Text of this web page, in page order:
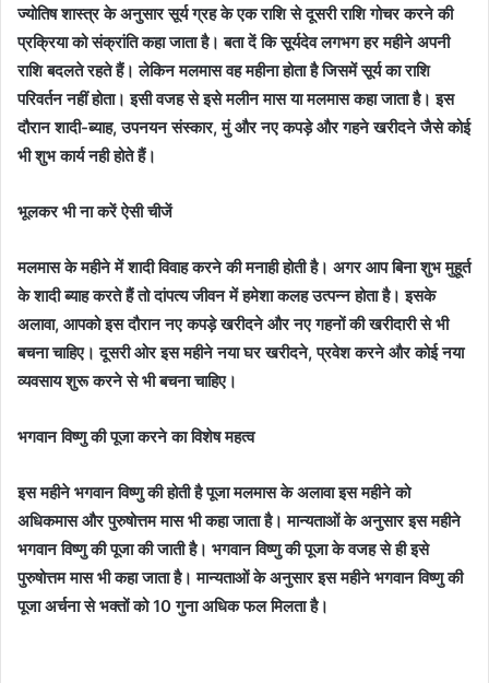
ज्योतिष शास्त्र के अनुसार सूर्य ग्रह के एक राशि से दूसरी राशि गोचर करने की
प्रक्रिया को संक्रांति कहा जाता है। बता दें कि सूर्यदेव लगभग हर महीने अपनी
राशि बदलते रहते हैं। लेकिन मलमास वह महीना होता है जिसमें सूर्य का राशि
परिवर्तन नहीं होता। इसी वजह से इसे मलीन मास या मलमास कहा जाता है। इस
दौरान शादी-ब्याह, उपनयन संस्कार, मुं और नए कपड़े और गहने खरीदने जैसे कोई
भी शुभ कार्य नही होते हैं।
भूलकर भी ना करें ऐसी चीजें
मलमास के महीने में शादी विवाह करने की मनाही होती है। अगर आप बिना शुभ मुहूर्त
के शादी ब्याह करते हैं तो दांपत्य जीवन में हमेशा कलह उत्पन्न होता है। इसके
अलावा, आपको इस दौरान नए कपड़े खरीदने और नए गहनों की खरीदारी से भी
बचना चाहिए। दूसरी ओर इस महीने नया घर खरीदने, प्रवेश करने और कोई नया
व्यवसाय शुरू करने से भी बचना चाहिए।
भगवान विष्णु की पूजा करने का विशेष महत्व
इस महीने भगवान विष्णु की होती है पूजा मलमास के अलावा इस महीने को
अधिकमास और पुरुषोत्तम मास भी कहा जाता है। मान्यताओं के अनुसार इस महीने
भगवान विष्णु की पूजा की जाती है। भगवान विष्णु की पूजा के वजह से ही इसे
पुरुषोत्तम मास भी कहा जाता है। मान्यताओं के अनुसार इस महीने भगवान विष्णु की
पूजा अर्चना से भक्तों को 10 गुना अधिक फल मिलता है।